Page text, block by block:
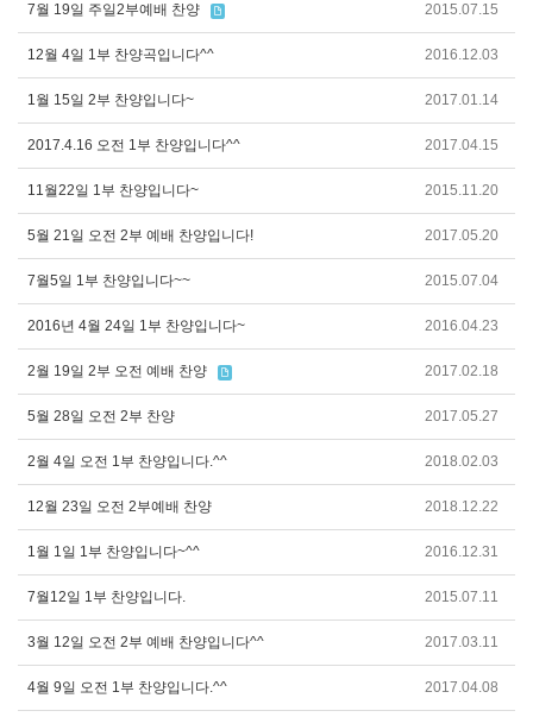
7월 19일 주일2부예배 찬양 2015.07.15
12월 4일 1부 찬양곡입니다^^ 2016.12.03
1월 15일 2부 찬양입니다~ 2017.01.14
2017.4.16 오전 1부 찬양입니다^^ 2017.04.15
11월22일 1부 찬양입니다~ 2015.11.20
5월 21일 오전 2부 예배 찬양입니다! 2017.05.20
7월5일 1부 찬양입니다~~ 2015.07.04
2016년 4월 24일 1부 찬양입니다~ 2016.04.23
2월 19일 2부 오전 예배 찬양 2017.02.18
5월 28일 오전 2부 찬양 2017.05.27
2월 4일 오전 1부 찬양입니다.^^ 2018.02.03
12월 23일 오전 2부예배 찬양 2018.12.22
1월 1일 1부 찬양입니다~^^ 2016.12.31
7월12일 1부 찬양입니다. 2015.07.11
3월 12일 오전 2부 예배 찬양입니다^^ 2017.03.11
4월 9일 오전 1부 찬양입니다.^^ 2017.04.08